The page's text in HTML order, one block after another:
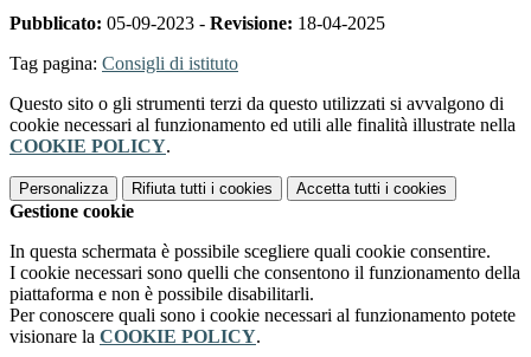
Pubblicato: 05-09-2023 - Revisione: 18-04-2025
Tag pagina: Consigli di istituto
Questo sito o gli strumenti terzi da questo utilizzati si avvalgono di
cookie necessari al funzionamento ed utili alle finalità illustrate nella
COOKIE POLICY.
Personalizza Rifiuta tutti i cookies Accetta tutti i cookies
Gestione cookie
In questa schermata è possibile scegliere quali cookie consentire.
I cookie necessari sono quelli che consentono il funzionamento della
piattaforma e non è possibile disabilitarli.
Per conoscere quali sono i cookie necessari al funzionamento potete
visionare la COOKIE POLICY.